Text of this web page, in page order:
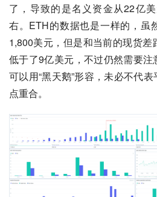
了，导致的是名义资金从22亿
右。ETH的数据也是一样的，虽
1,800美元，但是和当前的现货
低于了9亿美元，不过仍然需要
可以用“黑天鹅”形容，未必不代
点重合。